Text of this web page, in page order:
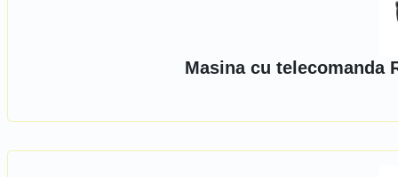
Masina cu telecomanda